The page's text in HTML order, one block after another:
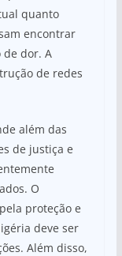
quanto
encontrar
de dor. A
de redes
além das
de justiça e
O
proteção e
deve ser
Além disso,